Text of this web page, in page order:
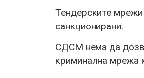
Тендерските
санкционирани.
СДСМ нема да
криминална мрежа